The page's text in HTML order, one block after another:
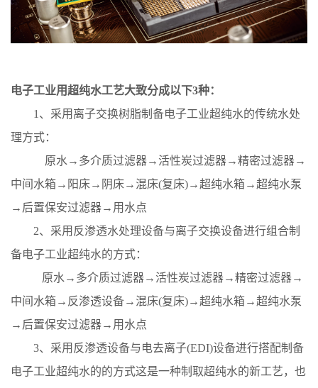
电子工业用超纯水工艺大致分成以下3种：
1、采用离子交换树脂制备电子工业超纯水的传统水处
理方式：
原水→多介质过滤器→活性炭过滤器→精密过滤器→
中间水箱→阳床→阴床→混床(复床)→超纯水箱→超纯水泵
→后置保安过滤器→用水点
2、采用反渗透水处理设备与离子交换设备进行组合制
备电子工业超纯水的方式：
原水→多介质过滤器→活性炭过滤器→精密过滤器→
中间水箱→反渗透设备→混床(复床)→超纯水箱→超纯水泵
→后置保安过滤器→用水点
3、采用反渗透设备与电去离子(EDI)设备进行搭配制备
电子工业超纯水的的方式这是一种制取超纯水的新工艺，也